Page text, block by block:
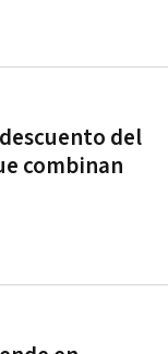
del
combinan